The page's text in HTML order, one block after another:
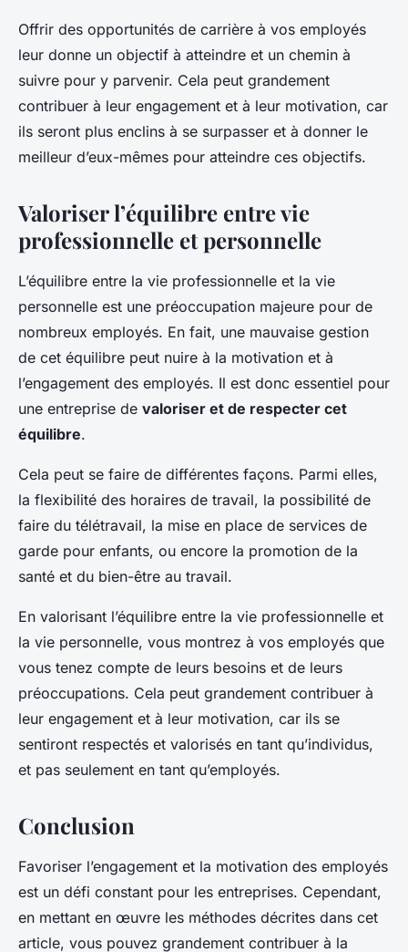
Offrir des opportunités de carrière à vos employés
leur donne un objectif à atteindre et un chemin à
suivre pour y parvenir. Cela peut grandement
contribuer à leur engagement et à leur motivation, car
ils seront plus enclins à se surpasser et à donner le
meilleur d’eux-mêmes pour atteindre ces objectifs.
Valoriser l’équilibre entre vie
professionnelle et personnelle
L’équilibre entre la vie professionnelle et la vie
personnelle est une préoccupation majeure pour de
nombreux employés. En fait, une mauvaise gestion
de cet équilibre peut nuire à la motivation et à
l’engagement des employés. Il est donc essentiel pour
une entreprise de valoriser et de respecter cet
équilibre.
Cela peut se faire de différentes façons. Parmi elles,
la flexibilité des horaires de travail, la possibilité de
faire du télétravail, la mise en place de services de
garde pour enfants, ou encore la promotion de la
santé et du bien-être au travail.
En valorisant l’équilibre entre la vie professionnelle et
la vie personnelle, vous montrez à vos employés que
vous tenez compte de leurs besoins et de leurs
préoccupations. Cela peut grandement contribuer à
leur engagement et à leur motivation, car ils se
sentiront respectés et valorisés en tant qu’individus,
et pas seulement en tant qu’employés.
Conclusion
Favoriser l’engagement et la motivation des employés
est un défi constant pour les entreprises. Cependant,
en mettant en œuvre les méthodes décrites dans cet
article, vous pouvez grandement contribuer à la